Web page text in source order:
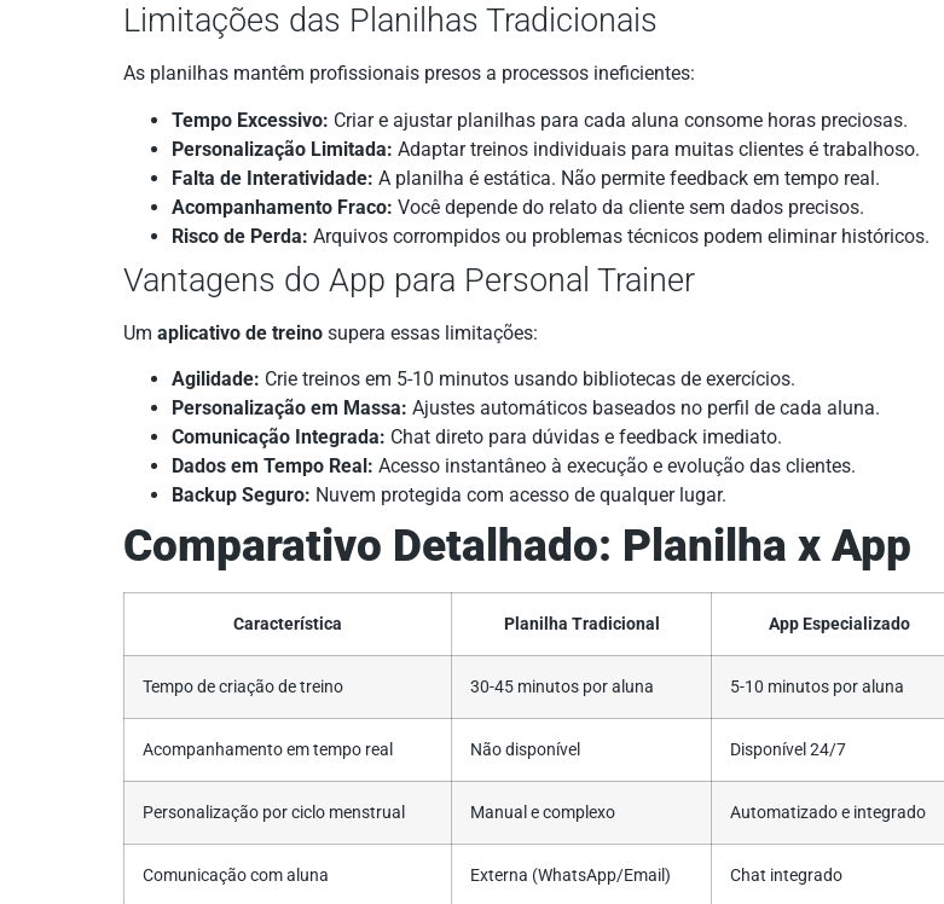
Limitações das Planilhas Tradicionais
As planilhas mantêm profissionais presos a processos ineficientes:
Tempo Excessivo: Criar e ajustar planilhas para cada aluna consome horas preciosas.
Personalização Limitada: Adaptar treinos individuais para muitas clientes é trabalhoso.
Falta de Interatividade: A planilha é estática. Não permite feedback em tempo real.
Acompanhamento Fraco: Você depende do relato da cliente sem dados precisos.
Risco de Perda: Arquivos corrompidos ou problemas técnicos podem eliminar históricos.
Vantagens do App para Personal Trainer
Um aplicativo de treino supera essas limitações:
Agilidade: Crie treinos em 5-10 minutos usando bibliotecas de exercícios.
Personalização em Massa: Ajustes automáticos baseados no perfil de cada aluna.
Comunicação Integrada: Chat direto para dúvidas e feedback imediato.
Dados em Tempo Real: Acesso instantâneo à execução e evolução das clientes.
Backup Seguro: Nuvem protegida com acesso de qualquer lugar.
Comparativo Detalhado: Planilha x App
Característica Planilha Tradicional App Especializado
Tempo de criação de treino 30-45 minutos por aluna 5-10 minutos por aluna
Acompanhamento em tempo real Não disponível Disponível 24/7
Personalização por ciclo menstrual Manual e complexo Automatizado e integrado
Comunicação com aluna Externa (WhatsApp/Email) Chat integrado